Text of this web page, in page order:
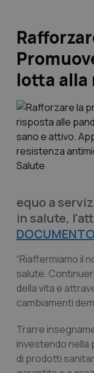
lotta alla
equo a
in salute,
DOCUMENTO
“Riaffermiamo il
salute.
della vita e
cambiamenti
Trarre
investendo nella
di prodotti